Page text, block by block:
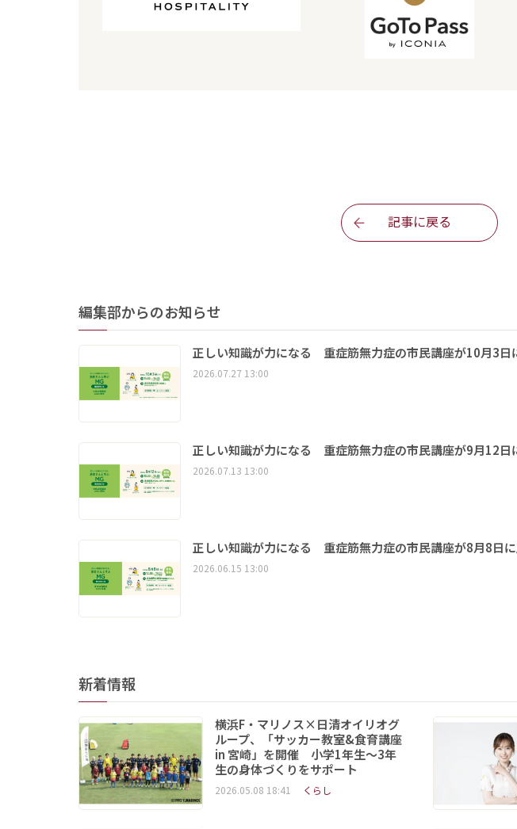
記事に戻る
編集部からのお知らせ
正しい知識が力になる 重症筋無力症の市民講座が10月3日
2026.07.27 13:00
正しい知識が力になる 重症筋無力症の市民講座が9月12日
2026.07.13 13:00
正しい知識が力になる 重症筋無力症の市民講座が8月8日
2026.06.15 13:00
新着情報
横浜F・マリノス×日清オイリオグ
ループ、「サッカー教室&食育講座
in 宮崎」を開催 小学1年生～3年
生の身体づくりをサポート
2026.05.08 18:41 くらし